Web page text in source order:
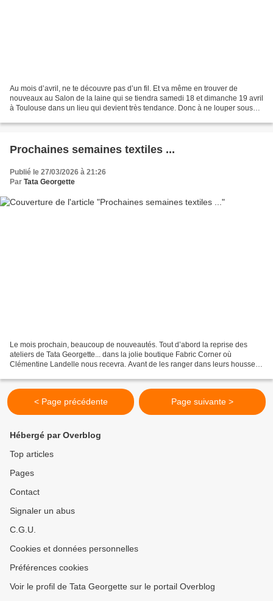
Au mois d’avril, ne te découvre pas d’un fil. Et va même en trouver de
nouveaux au Salon de la laine qui se tiendra samedi 18 et dimanche 19 avril
à Toulouse dans un lieu qui devient très tendance. Donc à ne louper sous
Prochaines semaines textiles ...
Publié le 27/03/2026 à 21:26
Par Tata Georgette
Le mois prochain, beaucoup de nouveautés. Tout d’abord la reprise des
ateliers de Tata Georgette... dans la jolie boutique Fabric Corner où
Clémentine Landelle nous recevra. Avant de les ranger dans leurs housses
< Page précédente Page suivante >
Hébergé par Overblog
Top articles
Pages
Contact
Signaler un abus
C.G.U.
Cookies et données personnelles
Préférences cookies
Voir le profil de Tata Georgette sur le portail Overblog